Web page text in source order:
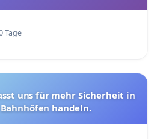
Tage
uns für mehr Sicherheit in
handeln.